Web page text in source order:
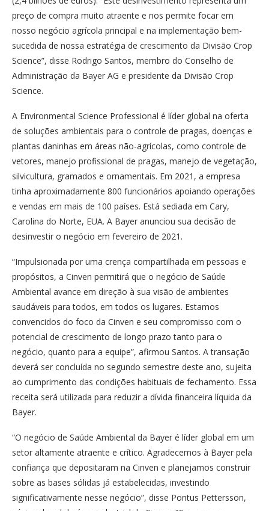
preço de compra muito atraente e nos permite focar em
nosso negócio agrícola principal e na implementação bem-
sucedida de nossa estratégia de crescimento da Divisão Crop
Science”, disse Rodrigo Santos, membro do Conselho de
Administração da Bayer AG e presidente da Divisão Crop
Science.
A Environmental Science Professional é líder global na oferta
de soluções ambientais para o controle de pragas, doenças e
plantas daninhas em áreas não-agrícolas, como controle de
vetores, manejo profissional de pragas, manejo de vegetação,
silvicultura, gramados e ornamentais. Em 2021, a empresa
tinha aproximadamente 800 funcionários apoiando operações
e vendas em mais de 100 países. Está sediada em Cary,
Carolina do Norte, EUA. A Bayer anunciou sua decisão de
desinvestir o negócio em fevereiro de 2021.
“Impulsionada por uma crença compartilhada em pessoas e
propósitos, a Cinven permitirá que o negócio de Saúde
Ambiental avance em direção à sua visão de ambientes
saudáveis para todos, em todos os lugares. Estamos
convencidos do foco da Cinven e seu compromisso com o
potencial de crescimento de longo prazo tanto para o
negócio, quanto para a equipe”, afirmou Santos. A transação
deverá ser concluída no segundo semestre deste ano, sujeita
ao cumprimento das condições habituais de fechamento. Essa
receita será utilizada para reduzir a dívida financeira líquida da
Bayer.
“O negócio de Saúde Ambiental da Bayer é líder global em um
setor altamente atraente e crítico. Agradecemos à Bayer pela
confiança que depositaram na Cinven e planejamos construir
sobre as bases sólidas já estabelecidas, investindo
significativamente nesse negócio”, disse Pontus Pettersson,